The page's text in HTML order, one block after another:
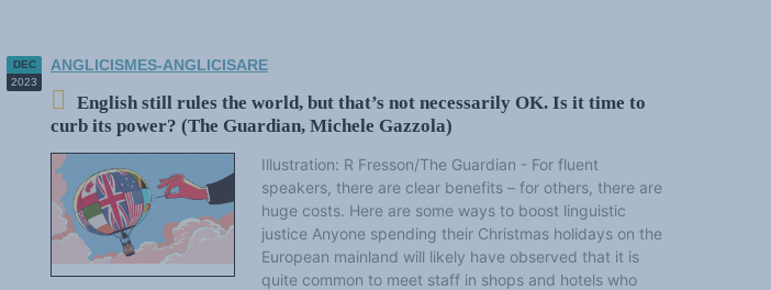
DEC
2023
ANGLICISMES-ANGLICISARE
English still rules the world, but that’s not necessarily OK. Is it time to
curb its power? (The Guardian, Michele Gazzola)
Illustration: R Fresson/The Guardian - For fluent
speakers, there are clear benefits – for others, there are
huge costs. Here are some ways to boost linguistic
justice Anyone spending their Christmas holidays on the
European mainland will likely have observed that it is
quite common to meet staff in shops and hotels who